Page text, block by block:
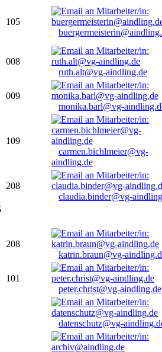
105
008
ruth.alt@vg-aindling.de
009
monika.barl@vg-
109
carmen.bichlmeier@vg-
aindling.de
208
claudia.binder@vg-
208
katrin.braun@vg-
101
peter.christ@vg-aindling.de
datenschutz@vg-